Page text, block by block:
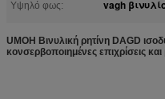
Υψηλό φως:
vagh
UMOH Βινυλική ρητίνη DAGD
κονσερβοποιημένες επιχρίσεις